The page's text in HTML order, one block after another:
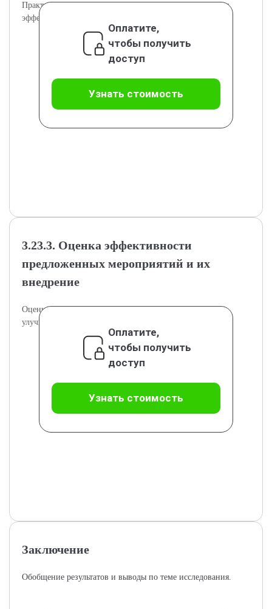
Практические способы сокращения затрат и повышения
эффективности.
Оплатите,
чтобы получить
доступ
Узнать стоимость
3.23.3. Оценка эффективности
предложенных мероприятий и их
внедрение
Оценка результатов и практические аспекты внедрения
улучшений.
Оплатите,
чтобы получить
доступ
Узнать стоимость
Заключение
Обобщение результатов и выводы по теме исследования.